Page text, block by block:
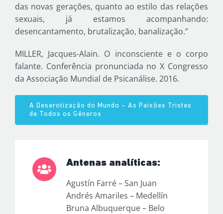
das novas gerações, quanto ao estilo das relações
sexuais, já estamos acompanhando:
desencantamento, brutalização, banalização.”
MILLER, Jacques-Alain. O inconsciente e o corpo
falante. Conferência pronunciada no X Congresso
da Associação Mundial de Psicanálise. 2016.
A Deserotização do Mundo – As Paixões Tristes
de Todos os Gêneros
Antenas analíticas:
Agustín Farré – San Juan
Andrés Amariles – Medellín
Bruna Albuquerque – Belo